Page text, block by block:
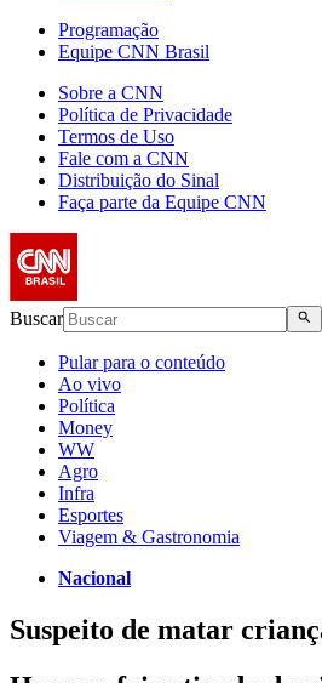
Programação
Equipe CNN Brasil
Sobre a CNN
Política de Privacidade
Termos de Uso
Fale com a CNN
Distribuição do Sinal
Faça parte da Equipe CNN
Buscar
Pular para o conteúdo
Ao vivo
Política
Money
WW
Agro
Infra
Esportes
Viagem & Gastronomia
Nacional
Suspeito de matar